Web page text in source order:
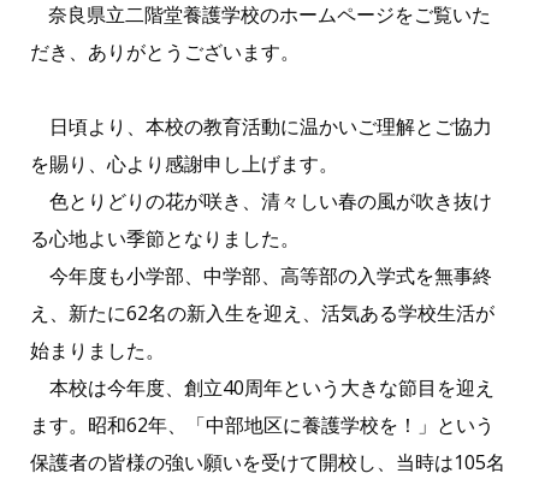
奈良県立二階堂養護学校のホームページをご覧いた
だき、ありがとうございます。
日頃より、本校の教育活動に温かいご理解とご協力
を賜り、心より感謝申し上げます。
色とりどりの花が咲き、清々しい春の風が吹き抜け
る心地よい季節となりました。
今年度も小学部、中学部、高等部の入学式を無事終
え、新たに62名の新入生を迎え、活気ある学校生活が
始まりました。
本校は今年度、創立40周年という大きな節目を迎え
ます。昭和62年、「中部地区に養護学校を！」という
保護者の皆様の強い願いを受けて開校し、当時は105名